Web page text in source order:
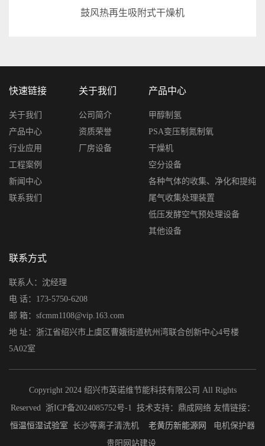
鼓风热再生吸附式干燥机
快速链接
关于我们
产品中心
行业应用
工程案例
新闻中心
联系我们
关于我们
公司简介
资质荣誉
厂房设备
产品中心
甲醇制氢
PSA变压制氮制氧
干燥机
空分设备
各种气体的收集、净化和提纯
尾气收集处理装置
低压发酵空气预处理设备
其他设备
联系方式
联系人：沈经理
电 话：173-5750-6208
邮 箱：sfcmm1108@vip.163.com
地 址：浙江省绍兴市上虞区曹娥街道杭州湾联合创新中心4号楼
5A02室
Copyright 2024 绍兴市英诺维节能科技有限公司 All Rights
Reserved 浙ICP备2024085752号-1 技术支持： 鼎成网络友情链接：
恒温恒湿试验室 长沙等离子清洗机 老黄历新能源网
电机保护器
贵阳网站建设